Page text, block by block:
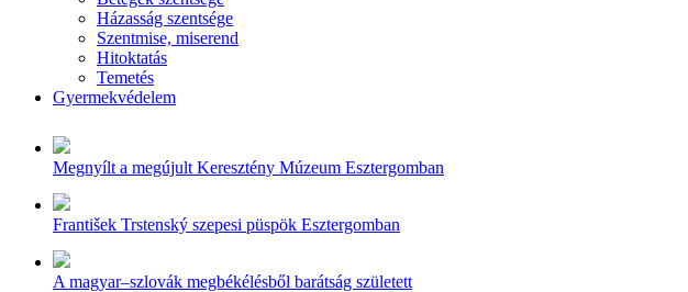
Házasság szentsége
Szentmise, miserend
Hitoktatás
Temetés
Gyermekvédelem
Megnyílt a megújult Keresztény Múzeum Esztergomban
František Trstenský szepesi püspök Esztergomban
A magyar–szlovák megbékélésből barátság született